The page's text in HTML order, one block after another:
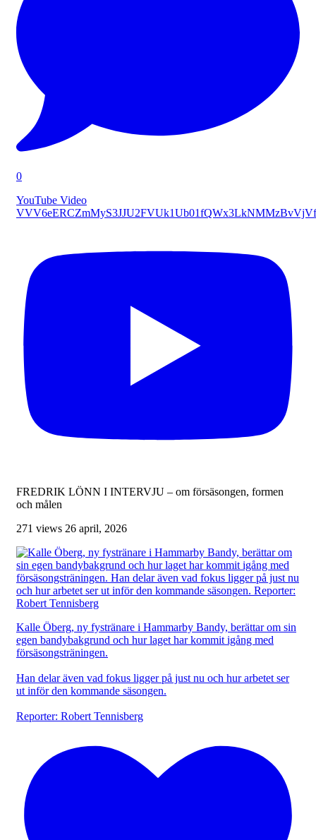
0
YouTube Video
FREDRIK LÖNN I INTERVJU – om försäsongen, formen
och målen
271 views 26 april, 2026
Kalle Öberg, ny fystränare i Hammarby Bandy, berättar om sin
egen bandybakgrund och hur laget har kommit igång med
försäsongsträningen.
Han delar även vad fokus ligger på just nu och hur arbetet ser
ut inför den kommande säsongen.
Reporter: Robert Tennisberg